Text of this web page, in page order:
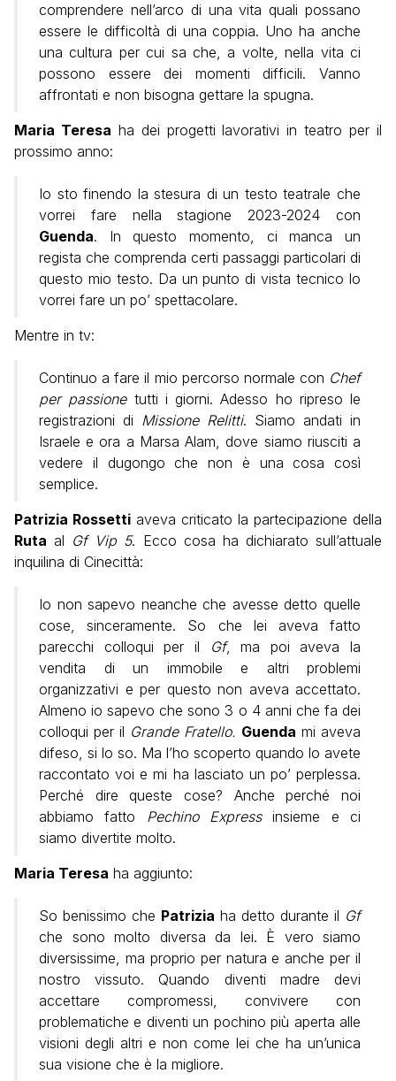
comprendere nell’arco di una vita quali possano
essere le difficoltà di una coppia. Uno ha anche
una cultura per cui sa che, a volte, nella vita ci
possono essere dei momenti difficili. Vanno
affrontati e non bisogna gettare la spugna.
Maria Teresa ha dei progetti lavorativi in teatro per il
prossimo anno:
Io sto finendo la stesura di un testo teatrale che
vorrei fare nella stagione 2023-2024 con
Guenda. In questo momento, ci manca un
regista che comprenda certi passaggi particolari di
questo mio testo. Da un punto di vista tecnico lo
vorrei fare un po’ spettacolare.
Mentre in tv:
Continuo a fare il mio percorso normale con Chef
per passionetutti i giorni. Adesso ho ripreso le
registrazioni di Missione Relitti. Siamo andati in
Israele e ora a Marsa Alam, dove siamo riusciti a
vedere il dugongo che non è una cosa così
semplice.
Patrizia Rossetti aveva criticato la partecipazione della
Ruta al Gf Vip 5. Ecco cosa ha dichiarato sull’attuale
inquilina di Cinecittà:
Io non sapevo neanche che avesse detto quelle
cose, sinceramente. So che lei aveva fatto
parecchi colloqui per il
Gf, ma poi aveva la
vendita di un immobile e altri problemi
organizzativi e per questo non aveva accettato.
Almeno io sapevo che sono 3 o 4 anni che fa dei
colloqui per il Grande Fratello. Guenda mi aveva
difeso, si lo so. Ma l’ho scoperto quando lo avete
raccontato voi e mi ha lasciato un po’ perplessa.
Perché dire queste cose? Anche perché noi
abbiamo fatto Pechino Expressinsieme e ci
siamo divertite molto.
Maria Teresa ha aggiunto:
So benissimo che Patrizia ha detto durante il Gf
che sono molto diversa da lei. È vero siamo
diversissime, ma proprio per natura e anche per il
nostro vissuto. Quando diventi madre devi
accettare compromessi, convivere con
problematiche e diventi un pochino più aperta alle
visioni degli altri e non come lei che ha un’unica
sua visione che è la migliore.